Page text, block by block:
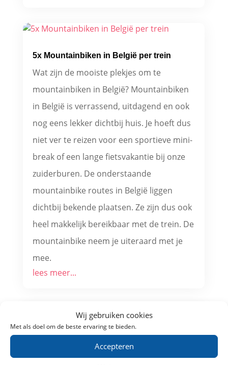
Wij gebruiken cookies
Met als doel om de beste ervaring te bieden.
Accepteren
5x Mountainbiken in België per trein
Wat zijn de mooiste plekjes om te
mountainbiken in België? Mountainbiken
in België is verrassend, uitdagend en ook
nog eens lekker dichtbij huis. Je hoeft dus
niet ver te reizen voor een sportieve mini-
break of een lange fietsvakantie bij onze
zuiderburen. De onderstaande
mountainbike routes in België liggen
dichtbij bekende plaatsen. Ze zijn dus ook
heel makkelijk bereikbaar met de trein. De
mountainbike neem je uiteraard met je
mee.
lees meer...